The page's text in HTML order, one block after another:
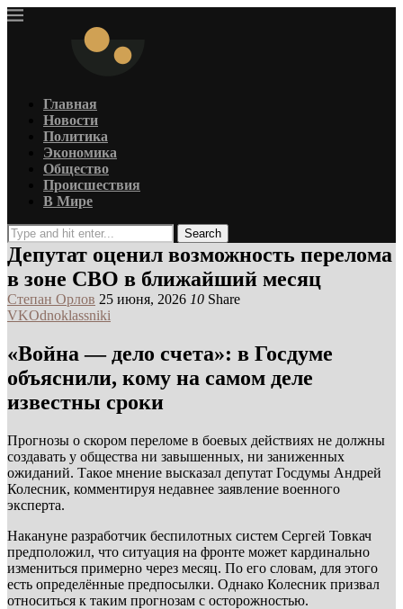
Главная
Новости
Политика
Экономика
Общество
Происшествия
В Мире
Search
Депутат оценил возможность перелома
в зоне СВО в ближайший месяц
Степан Орлов 25 июня, 2026 10 Share
VKOdnoklassniki
«Война — дело счета»: в Госдуме
объяснили, кому на самом деле
известны сроки
Прогнозы о скором переломе в боевых действиях не должны
создавать у общества ни завышенных, ни заниженных
ожиданий. Такое мнение высказал депутат Госдумы Андрей
Колесник, комментируя недавнее заявление военного
эксперта.
Накануне разработчик беспилотных систем Сергей Товкач
предположил, что ситуация на фронте может кардинально
измениться примерно через месяц. По его словам, для этого
есть определённые предпосылки. Однако Колесник призвал
относиться к таким прогнозам с осторожностью.